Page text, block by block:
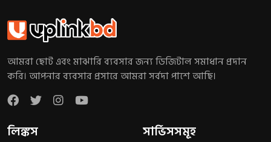
আমরা ছোট এবং মাঝারি ব্যবসার জন্য ডিজিটাল সমাধান প্রদান
করি। আপনার ব্যবসার প্রসারে আমরা সর্বদা পাশে আছি।
লিঙ্কস সার্ভিসসমূহ